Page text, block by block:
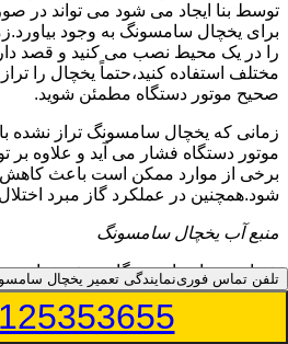
توسط بنا ایجاد می شود می تواند در
برای یخچال سامسونگ به وجود
را در یک محیط نصب می کنید و قصد
مختلف استفاده کنید،حتماً یخچال را
صحیح موتور دستگاه مطمئن شوید.
زمانی که یخچال سامسونگ تراز نشده
موتور دستگاه فشار می آید و علاوه بر
برخی از موارد ممکن است باعث کاهش
شود.همچنین در عملکرد گاز مبرد
منبع آب یخچال سامسونگ
شما می توانید از دستگاه تصفیه برای
کنید
در دفترچه راهنمای یخچال سامسونگ
تلفن تماس فورینمایندگی تعمیر یخچال